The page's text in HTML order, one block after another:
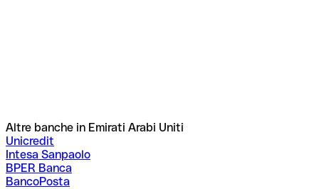
Altre banche in Emirati Arabi Uniti
Unicredit
Intesa Sanpaolo
BPER Banca
BancoPosta